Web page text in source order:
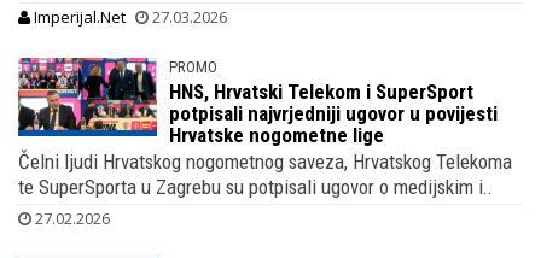
Imperijal.Net 27.03.2026
PROMO
HNS, Hrvatski Telekom i SuperSport
potpisali najvrjedniji ugovor u povijesti
Hrvatske nogometne lige
Čelni ljudi Hrvatskog nogometnog saveza, Hrvatskog Telekoma
te SuperSporta u Zagrebu su potpisali ugovor o medijskim i..
27.02.2026